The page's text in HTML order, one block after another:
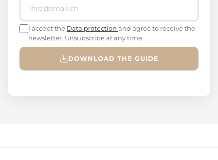
I accept the Data protection and agree to receive the
newsletter. Unsubscribe at any time.
DOWNLOAD THE GUIDE